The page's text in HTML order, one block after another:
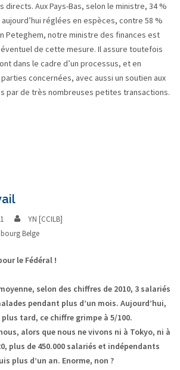
directs. Aux Pays-Bas, selon le ministre, 34 %
réglées en espèces, contre 58 %
Peteghem, notre ministre des finances est
de cette mesure. Il assure toutefois
dans le cadre d’un processus, et en
concernées, avec aussi un soutien aux
par de très nombreuses petites transactions.
YN [CCILB]
Belge
le Fédéral !
selon des chiffres de 2010, 3 salariés
pendant plus d’un mois. Aujourd’hui,
plus tard, ce chiffre grimpe à 5/100.
alors que nous ne vivons ni à Tokyo, ni à
plus de 450.000 salariés et indépendants
plus d’un an. Enorme, non ?